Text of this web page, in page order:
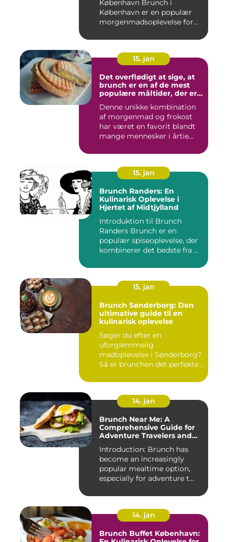
København Brunch i
København er en populær
morgenmadsoplevelse for
15. jan
Det overflødigt at sige, at
brunch er en af de mest
populære måltider, der er
Denne unikke kombination
af morgenmad og frokost
har været en favorit blandt
mange mennesker i årtie...
15. jan
Brunch Randers: En
Kulinarisk Oplevelse i
Hjertet af Midtjylland
Introduktion til Brunch
Randers Brunch er en
populær spiseoplevelse, der
kombinerer det bedste fra ...
15. jan
Brunch Sønderborg: Den
ultimative guide til en
kulinarisk oplevelse
Søger du efter en
uforglemmelig
madoplevelse i Sønderborg?
Så er brunchen det perfekte
14. jan
Brunch Near Me: A
Comprehensive Guide for
Adventure Travelers and
Introduction: Brunch has
become an increasingly
popular mealtime option,
especially for adventure t...
14. jan
Brunch Buffet København: